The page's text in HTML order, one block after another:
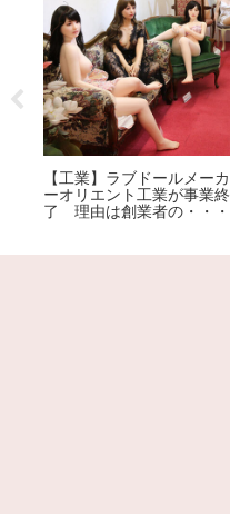
【工業】ラブドールメーカ
ーオリエント工業が事業終
了 理由は創業者の・・・